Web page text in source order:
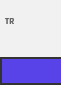
TR